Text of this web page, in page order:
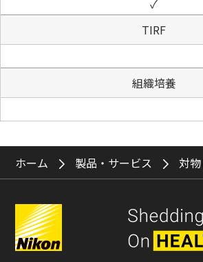
TIRF
組織培養
ホーム 製品・サービス 対